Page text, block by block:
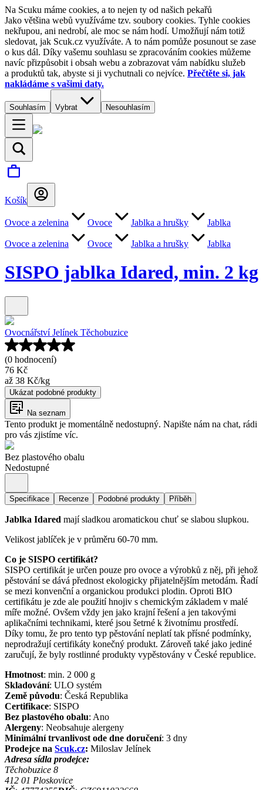
Na Scuku máme cookies, a to nejen ty od našich pekařů
Jako většina webů využíváme tzv. soubory cookies. Tyhle cookies
nekřupou, ani nedrobí, ale moc se nám hodí. Umožňují nám totiž
sledovat, jak Scuk.cz využíváte. A to nám pomůže posunout se zase
o kus dál. Díky vašemu souhlasu se zpracováním cookies můžeme
navíc přizpůsobit i obsah webu a zobrazovat vám nabídku služeb
a produktů tak, abyste si ji vychutnali co nejvíce. Přečtěte si, jak
nakládáme s vašimi daty.
Souhlasím Vybrat Nesouhlasím
Košík
Ovoce a zelenina Ovoce Jablka a hrušky Jablka
Ovoce a zelenina Ovoce Jablka a hrušky Jablka
SISPO jablka Idared, min. 2 kg
Ovocnářství Jelínek Těchobuzice
(0 hodnocení)
76 Kč
až 38 Kč/kg
Ukázat podobné produkty
Na seznam
Tento produkt je momentálně nedostupný. Napište nám na chat, rádi
pro vás zjistíme víc.
Bez plastového obalu
Nedostupné
Specifikace Recenze Podobné produkty Příběh
Jablka Idared mají sladkou aromatickou chuť se slabou slupkou.
Velikost jablíček je v průměru 60-70 mm.
Co je SISPO certifikát?
SISPO certifikát je určen pouze pro ovoce a výrobků z něj, při jehož
pěstování se dává přednost ekologicky přijatelnějším metodám. Řadí
se mezi konvenční a organickou produkci plodin. Oproti BIO
certifikátu je zde ale použití hnojiv s chemickým základem v malé
míře možné. Ovšem vždy jen jako krajní řešení a jen takovými
aplikačními technikami, které jsou šetrné k životnímu prostředí.
Díky tomu, že pro tento typ pěstování neplatí tak přísné podmínky,
neprodražují certifikáty konečný produkt. Zároveň také jako jediné
zaručují, že byly rostlinné produkty vypěstovány v České republice.
Hmotnost: min. 2 000 g
Skladování: ULO systém
Země původu: Česká Republika
Certifikace: SISPO
Bez plastového obalu: Ano
Alergeny: Neobsahuje alergeny
Minimální trvanlivost ode dne doručení: 3 dny
Prodejce na Scuk.cz: Miloslav Jelínek
Adresa sídla prodejce:
Těchobuzice 8
412 01 Ploskovice